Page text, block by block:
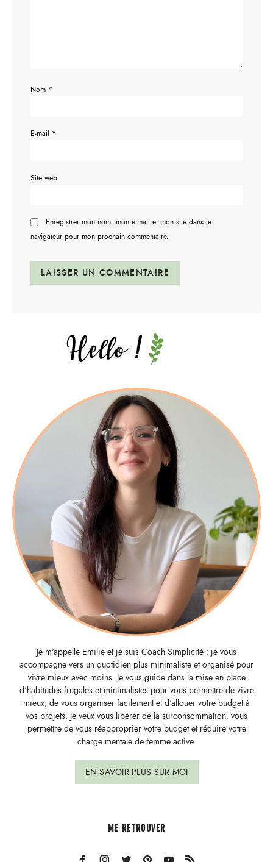
Nom *
E-mail *
Site web
Enregistrer mon nom, mon e-mail et mon site dans le
navigateur pour mon prochain commentaire.
Je m'appelle Emilie et je suis Coach Simplicité : je vous
accompagne vers un quotidien plus minimaliste et organisé pour
vivre mieux avec moins. Je vous guide dans la mise en place
d'habitudes frugales et minimalistes pour vous permettre de vivre
mieux, de vous organiser facilement et d'allouer votre budget à
vos projets. Je veux vous libérer de la surconsommation, vous
permettre de vous réapproprier votre budget et réduire votre
charge mentale de femme active.
EN SAVOIR PLUS SUR MOI
ME RETROUVER